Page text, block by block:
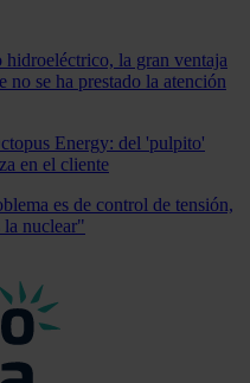
la gran ventaja
no se ha prestado la atención
Energy: del 'pulpito'
en el cliente
es de control de tensión,
la nuclear"